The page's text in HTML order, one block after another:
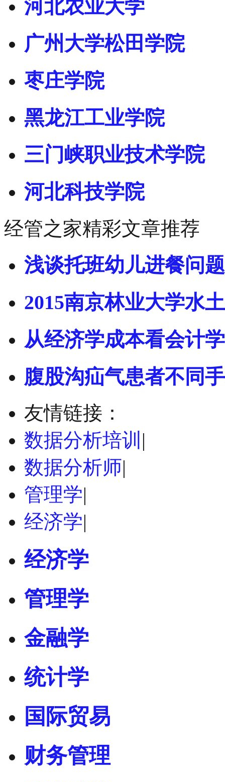
河北农业大学
广州大学松田学院
枣庄学院
黑龙江工业学院
三门峡职业技术学院
河北科技学院
经管之家精彩文章推荐
浅谈托班幼儿进餐问
2015南京林业大学水土
从经济学成本看会计
腹股沟疝气患者不同
友情链接：
数据分析培训 |
数据分析师|
管理学|
经济学|
经济学
管理学
金融学
统计学
国际贸易
财务管理